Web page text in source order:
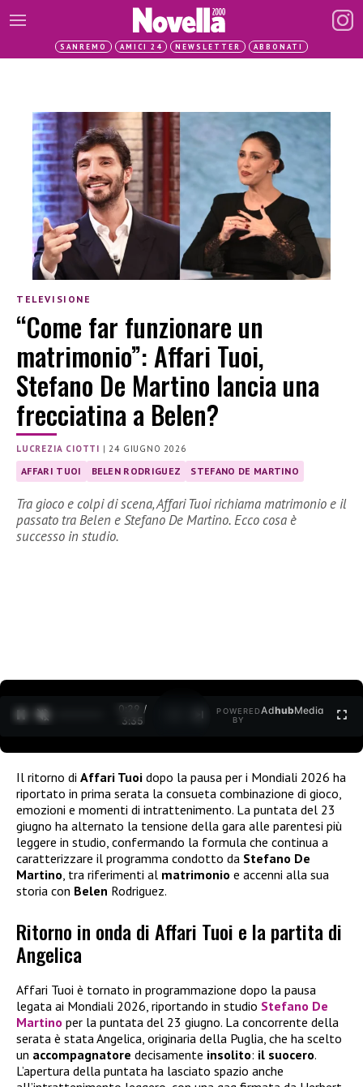
SANREMO AMICI 24 NEWSLETTER ABBONATI
TELEVISIONE
“Come far funzionare un
matrimonio”: Affari Tuoi,
Stefano De Martino lancia una
frecciatina a Belen?
LUCREZIA CIOTTI |24 GIUGNO 2026
AFFARI TUOI BELEN RODRIGUEZ STEFANO DE MARTINO
Tra gioco e colpi di scena, Affari Tuoi richiama matrimonio e il
passato tra Belen e Stefano De Martino. Ecco cosa è
successo in studio.
0:30 /
3:35
POWERED
BY
AdhubMedia
Il ritorno di Affari Tuoi dopo la pausa per i Mondiali 2026 ha
riportato in prima serata la consueta combinazione di gioco,
emozioni e momenti di intrattenimento. La puntata del 23
giugno ha alternato la tensione della gara alle parentesi più
leggere in studio, confermando la formula che continua a
caratterizzare il programma condotto da Stefano De
Martino , tra riferimenti al matrimonio e accenni alla sua
storia con Belen Rodriguez.
Ritorno in onda di Affari Tuoi e la partita di
Angelica
Affari Tuoi è tornato in programmazione dopo la pausa
legata ai Mondiali 2026, riportando in studio Stefano De
Martino per la puntata del 23 giugno. La concorrente della
serata è stata Angelica, originaria della Puglia, che ha scelto
un accompagnatore decisamente insolito: il suocero.
L’apertura della puntata ha lasciato spazio anche